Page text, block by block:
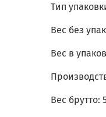
Тип
Вес без
Вес в
Вес брутто: